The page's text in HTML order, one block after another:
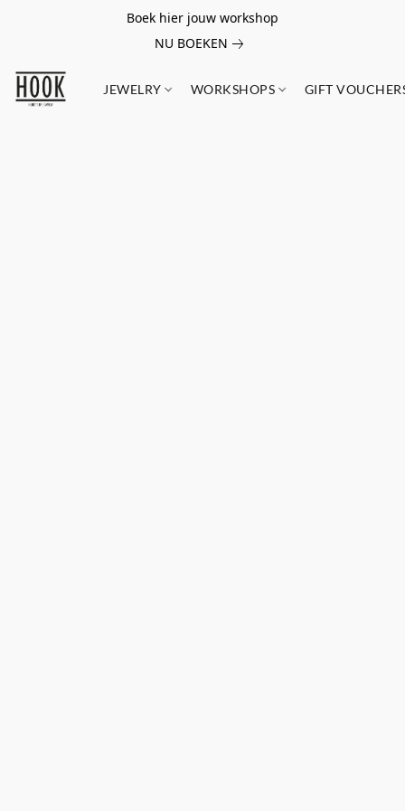
Boek hier jouw workshop
NU BOEKEN
JEWELRY WORKSHOPS GIFT